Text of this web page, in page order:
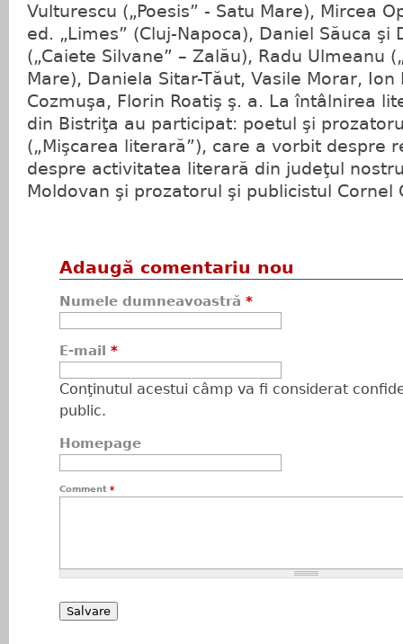
Vulturescu („Poesis” - Satu Mare), Mircea
ed. „Limes” (Cluj-Napoca), Daniel Săuca şi
(„Caiete Silvane” – Zalău), Radu Ulmeanu
Mare), Daniela Sitar-Tăut, Vasile Morar,
Cozmuşa, Florin Roatiş ş. a. La întâlnirea
din Bistriţa au participat: poetul şi
(„Mişcarea literară”), care a vorbit despre
despre activitatea literară din judeţul
Moldovan şi prozatorul şi publicistul Cornel
Adaugă comentariu nou
Numele dumneavoastră *
E-mail *
Conţinutul acestui câmp va fi considerat
public.
Homepage
Comment *